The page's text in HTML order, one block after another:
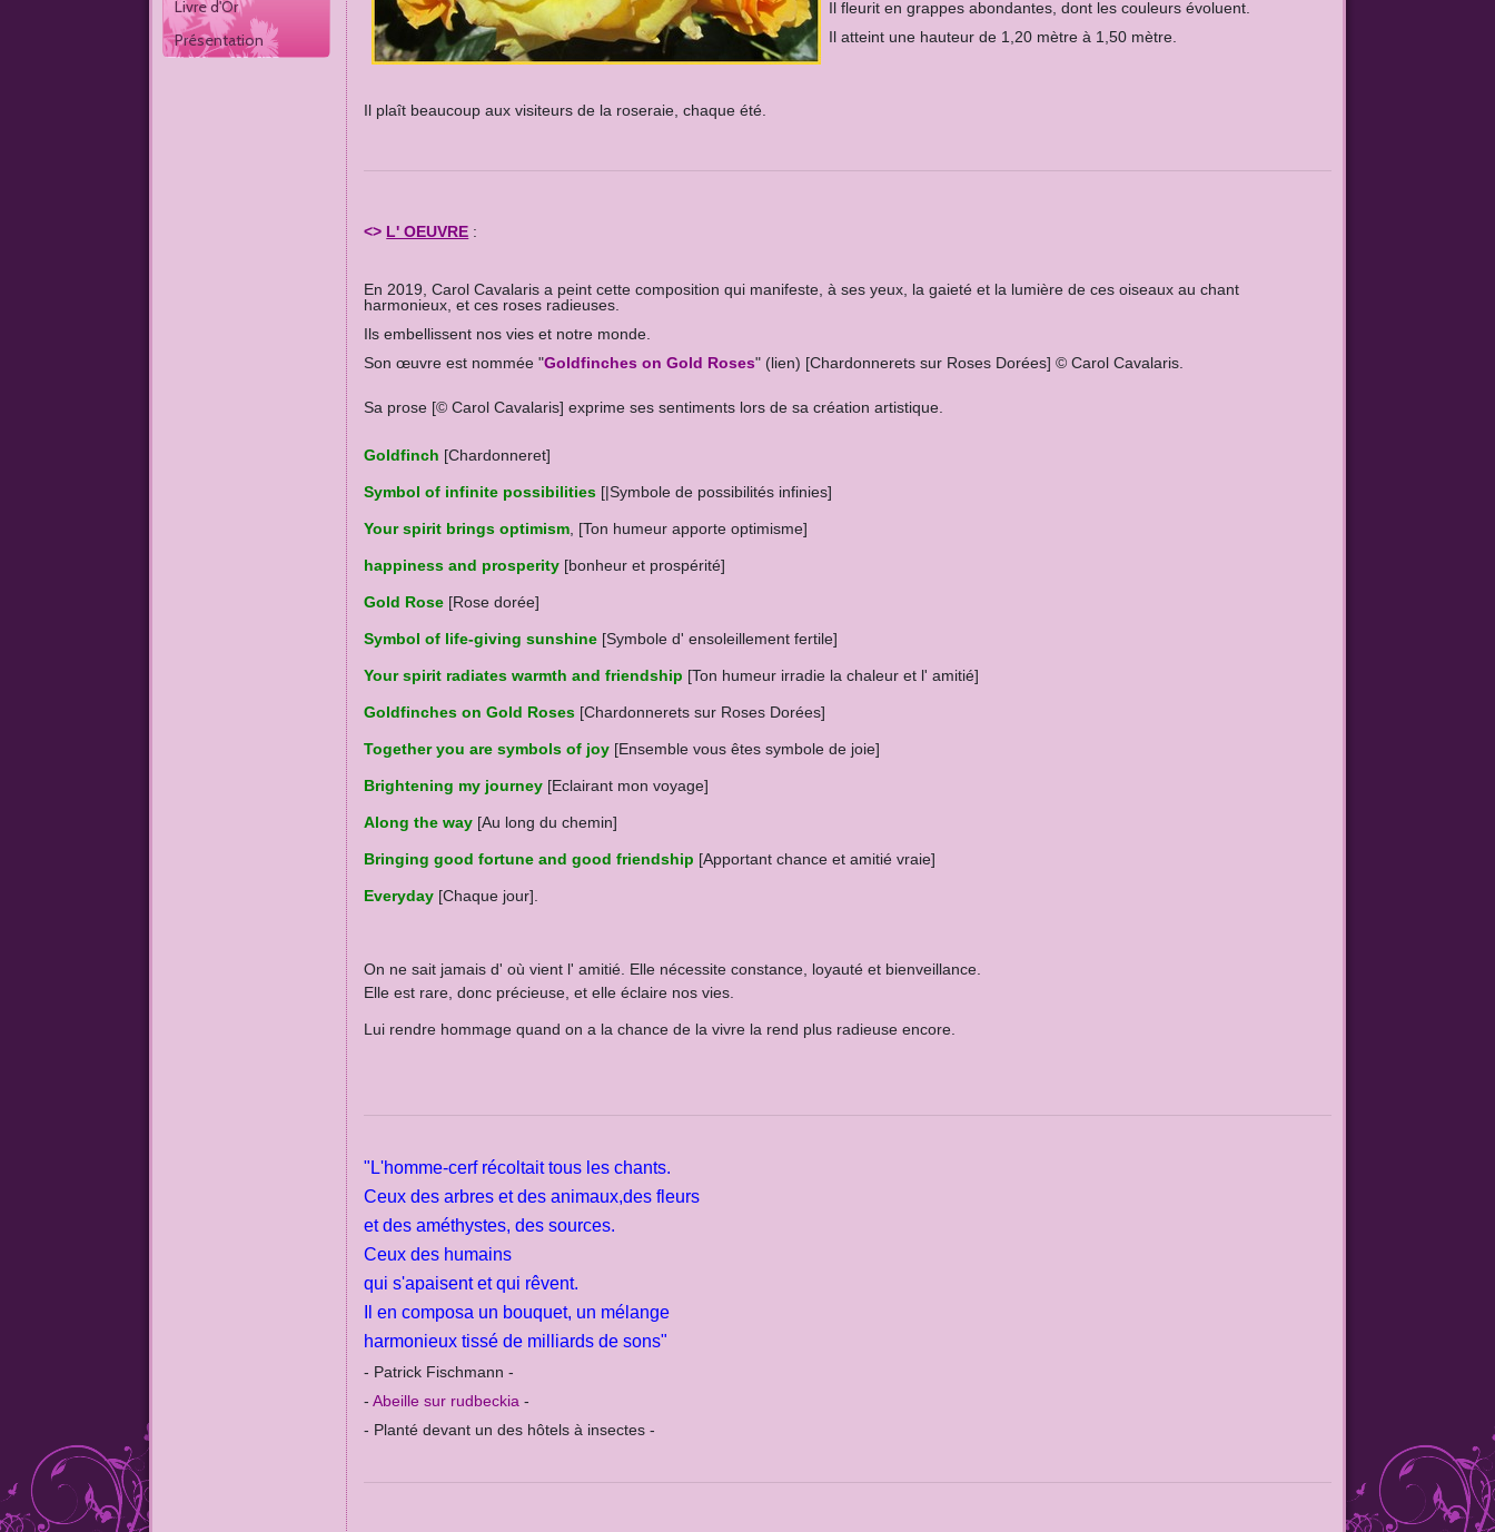
Il fleurit en grappes abondantes, dont les couleurs évoluent.
Il atteint une hauteur de 1,20 mètre à 1,50 mètre.
Il plaît beaucoup aux visiteurs de la roseraie, chaque été.
<> L' OEUVRE :
En 2019, Carol Cavalaris a peint cette composition qui manifeste, à ses yeux, la gaieté et la lumière de ces oiseaux au chant
harmonieux, et ces roses radieuses.
Ils embellissent nos vies et notre monde.
Son œuvre est nommée "Goldfinches on Gold Roses" (lien) [Chardonnerets sur Roses Dorées] © Carol Cavalaris.
Sa prose [© Carol Cavalaris] exprime ses sentiments lors de sa création artistique.
Goldfinch [Chardonneret]
Symbol of infinite possibilities [|Symbole de possibilités infinies]
Your spirit brings optimism , [Ton humeur apporte optimisme]
happiness and prosperity [bonheur et prospérité]
Gold Rose [Rose dorée]
Symbol of life-giving sunshine [Symbole d' ensoleillement fertile]
Your spirit radiates warmth and friendship [Ton humeur irradie la chaleur et l' amitié]
Goldfinches on Gold Roses [Chardonnerets sur Roses Dorées]
Together you are symbols of joy [Ensemble vous êtes symbole de joie]
Brightening my journey [Eclairant mon voyage]
Along the way [Au long du chemin]
Bringing good fortune and good friendship [Apportant chanceet amitié vraie]
Everyday [Chaque jour].
On ne sait jamais d' où vient l' amitié. Elle nécessite constance, loyauté et bienveillance.
Elle est rare, donc précieuse,et elle éclaire nos vies.
Lui rendre hommage quand on a la chance de la vivre la rend plus radieuse encore.
"L'homme-cerf récoltait tous les chants.
Ceux des arbres et des animaux,des fleurs
et des améthystes, des sources.
Ceux des humains
qui s'apaisent et qui rêvent.
Il en composa un bouquet, un mélange
harmonieux tissé de milliards de sons"
- Patrick Fischmann -
-Abeille sur rudbeckia -
- Planté devant un des hôtels à insectes -
Livre d'Or
Présentation